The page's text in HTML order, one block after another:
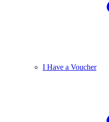
I Have a Voucher